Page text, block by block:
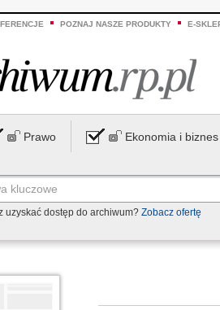
POZNAJ NASZE PRODUKTY E-
Prawo Ekonomia i biznes
uzyskać dostęp do archiwum? Zobacz ofertę